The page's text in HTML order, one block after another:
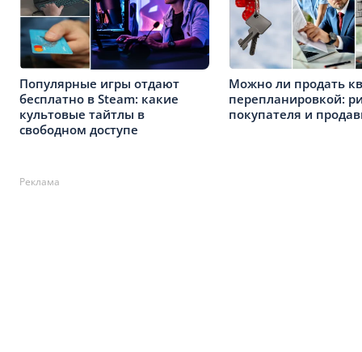
Популярные игры отдают
бесплатно в Steam: какие
культовые тайтлы в
свободном доступе
Можно ли продать
перепланировкой:
покупателя и
Реклама